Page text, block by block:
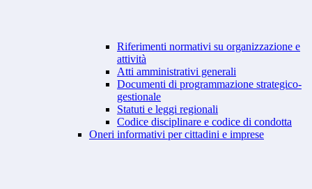
Riferimenti normativi su organizzazione e
attività
Atti amministrativi generali
Documenti di programmazione strategico-
gestionale
Statuti e leggi regionali
Codice disciplinare e codice di condotta
Oneri informativi per cittadini e imprese